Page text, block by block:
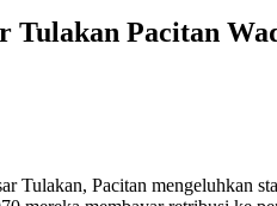
Tulakan Pacitan
Tulakan, Pacitan mengeluhkan